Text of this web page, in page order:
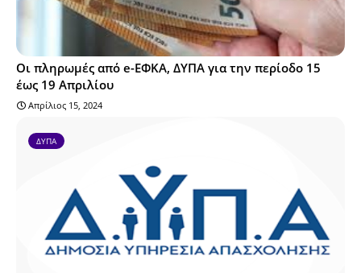
Οι πληρωμές από e-ΕΦΚΑ, ΔΥΠΑ για την περίοδο 15
έως 19 Απριλίου
Απρίλιος 15, 2024
ΔΥΠΑ